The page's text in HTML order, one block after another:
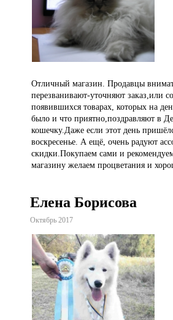
Отличный магазин. Продавцы
перезванивают-уточняют заказ,или
появившихся товарах, которых на
было и что приятно,поздравляют в
кошечку.Даже если этот день
воскресенье. А ещё, очень радуют
скидки.Покупаем сами и
магазину желаем процветания и
Елена Борисова
Октябрь 2017